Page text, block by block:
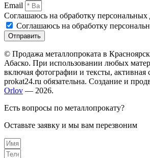
Email
Соглашаюсь на обработку
Соглашаюсь на обработку
Отправить
© Продажа металлопроката в
Абаско. При использовании любых
включая фотографии и тексты, активная
prokat24.ru обязательна. Создание и
Orlov — 2026.
Есть вопросы по металлопрокату?
Оставьте заявку и мы вам перезвоним